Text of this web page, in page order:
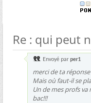
Re : qui peut
Envoyé par per1
merci de ta réponse
Mais où faut-il se
Un de mes profs
bac!!!